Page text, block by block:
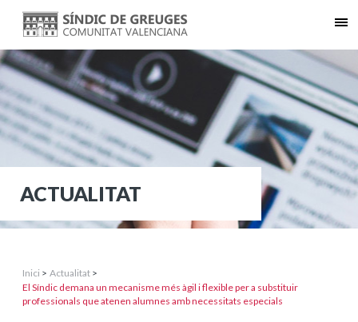
ACTUALITAT
Inici > Actualitat >
El Síndic demana un mecanisme més àgil i flexible per a substituir
professionals que atenen alumnes amb necessitats especials